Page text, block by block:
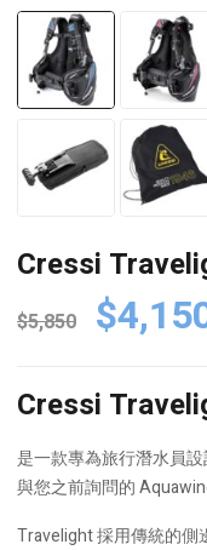
Cressi
$5,850
price
was:
$
Cressi
是一款專為旅行潛水員
與您之前詢問的
Travelight 採用傳統的側